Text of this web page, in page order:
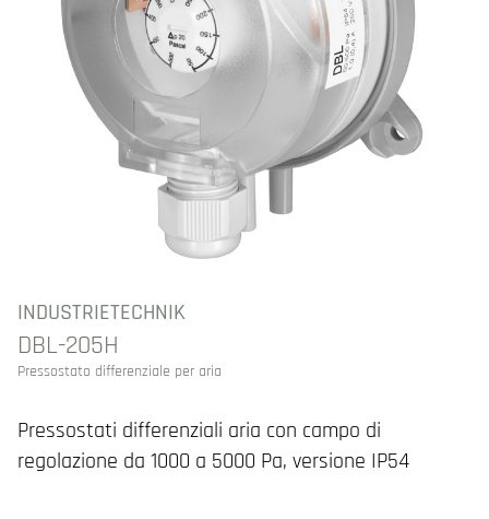
INDUSTRIETECHNIK
DBL-205H
Pressostato differenziale per aria
Pressostati differenziali aria con campo di
regolazione da 1000 a 5000 Pa, versione IP54